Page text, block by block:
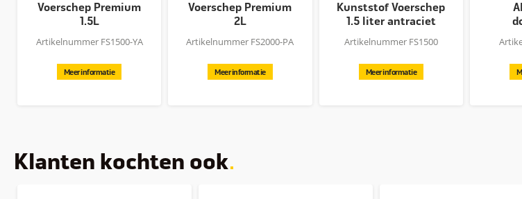
Voerschep Premium
1.5L
Artikelnummer FS1500-YA
Meer informatie
Voerschep Premium
2L
Artikelnummer FS2000-PA
Meer informatie
Kunststof Voerschep
1.5 liter antraciet
Artikelnummer FS1500
Meer informatie
Klanten kochten ook